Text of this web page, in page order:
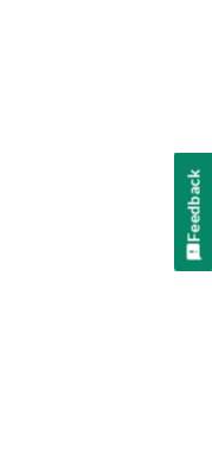
Feedback